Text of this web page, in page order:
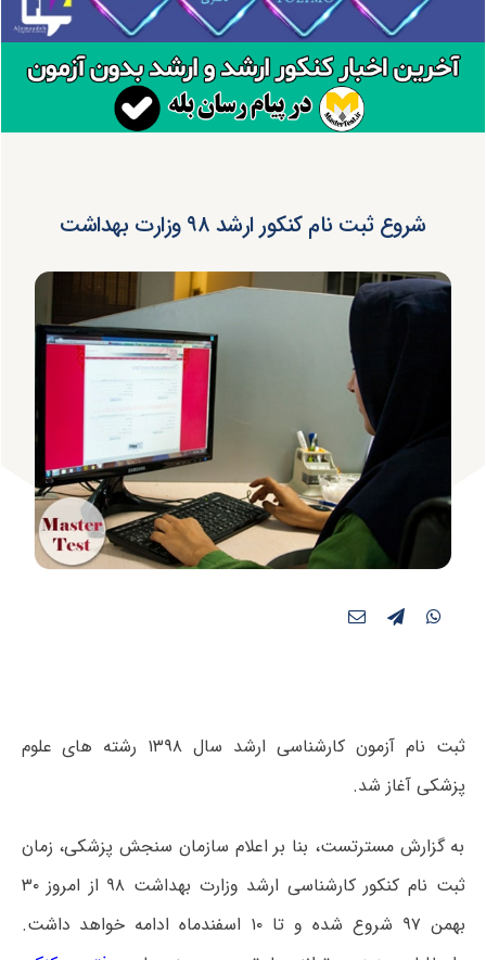
شروع ثبت نام کنکور ارشد ۹۸ وزارت بهداشت
ثبت نام آزمون کارشناسی ارشد سال ۱۳۹۸ رشته های علوم
پزشکی آغاز شد.
به گزارش مسترتست، بنا بر اعلام سازمان سنجش پزشکی، زمان
ثبت نام کنکور کارشناسی ارشد وزارت بهداشت ۹۸ از امروز ۳۰
بهمن ۹۷ شروع شده و تا ۱۰ اسفندماه ادامه خواهد داشت.